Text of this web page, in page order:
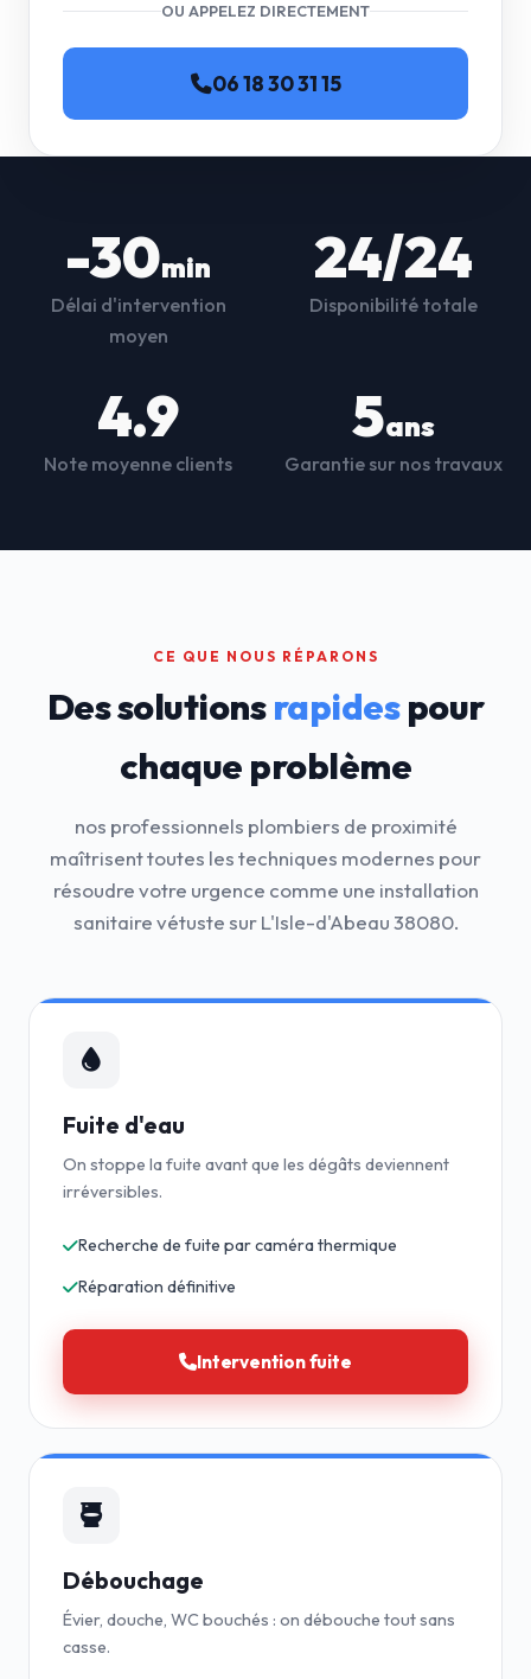
OU APPELEZ DIRECTEMENT
06 18 30 31 15
-30min
Délai d'intervention
moyen
24/24
Disponibilité totale
4.9
Note moyenne clients
5ans
Garantie sur nos travaux
CE QUE NOUS RÉPARONS
Des solutionsrapidespour
chaque problème
nos professionnels plombiers de proximité
maîtrisent toutes les techniques modernes pour
résoudre votre urgence comme une installation
sanitaire vétuste sur L'Isle-d'Abeau 38080.
Fuite d'eau
On stoppe la fuite avant que les dégâts deviennent
irréversibles.
Recherche de fuite par caméra thermique
Réparation définitive
Intervention fuite
Débouchage
Évier, douche, WC bouchés : on débouche tout sans
casse.